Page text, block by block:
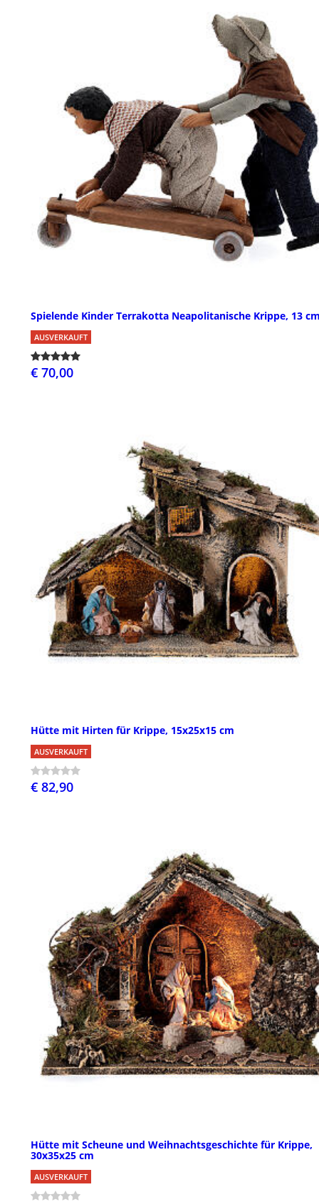
Spielende Kinder Terrakotta Neapolitanische Krippe, 13
AUSVERKAUFT
€ 70,00
Hütte mit Hirten für Krippe, 15x25x15 cm
AUSVERKAUFT
€ 82,90
Hütte mit Scheune und Weihnachtsgeschichte für Krippe,
30x35x25 cm
AUSVERKAUFT